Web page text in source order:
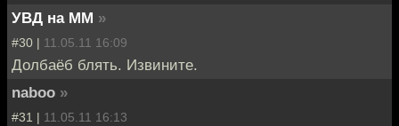
УВД на ММ »
#30 | 11.05.11 16:09
Долбаёб блять. Извините.
naboo »
#31 | 11.05.11 16:13